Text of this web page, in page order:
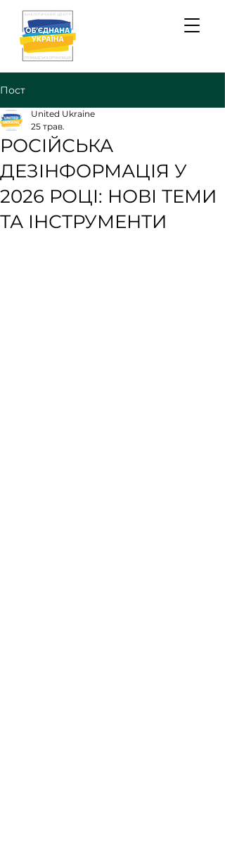
Пост
РОСІЙСЬКА
ДЕЗІНФОРМАЦІЯ У
2026 РОЦІ: НОВІ ТЕМИ
ТА ІНСТРУМЕНТИ
United Ukraine
25 трав.